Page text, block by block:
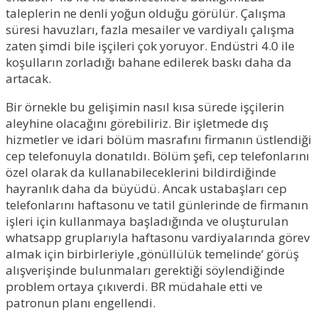
taleplerin ne denli yoğun olduğu görülür. Çalışma
süresi havuzları, fazla mesailer ve vardiyalı çalışma
zaten şimdi bile işçileri çok yoruyor. Endüstri 4.0 ile
koşulların zorladığı bahane edilerek baskı daha da
artacak.
Bir örnekle bu gelişimin nasıl kısa sürede işçilerin
aleyhine olacağını görebiliriz. Bir işletmede dış
hizmetler ve idari bölüm masrafını firmanın üstlendiği
cep telefonuyla donatıldı. Bölüm şefi, cep telefonlarını
özel olarak da kullanabileceklerini bildirdiğinde
hayranlık daha da büyüdü. Ancak ustabaşları cep
telefonlarını haftasonu ve tatil günlerinde de firmanın
işleri için kullanmaya başladığında ve oluşturulan
whatsapp gruplarıyla haftasonu vardiyalarında görev
almak için birbirleriyle ‚gönüllülük temelinde‘ görüş
alışverişinde bulunmaları gerektiği söylendiğinde
problem ortaya çıkıverdi. BR müdahale etti ve
patronun planı engellendi.